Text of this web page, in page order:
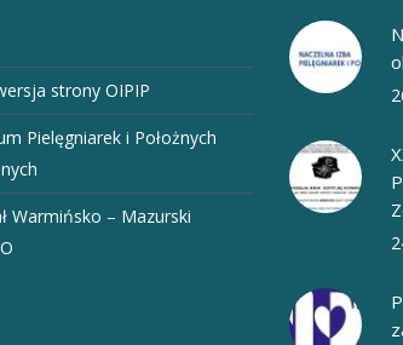
strony OIPIP
Pielęgniarek i Położnych
Warmińsko – Mazurski